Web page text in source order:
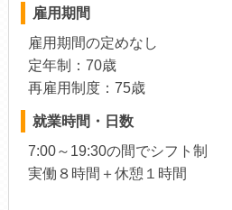
雇用期間
雇用期間の定めなし
定年制：70歳
再雇用制度：75歳
就業時間・日数
7:00～19:30の間でシフト制
実働８時間＋休憩１時間